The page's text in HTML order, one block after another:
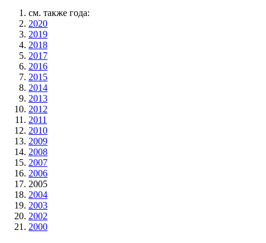
см. также года:
2020
2019
2018
2017
2016
2015
2014
2013
2012
2011
2010
2009
2008
2007
2006
2005
2004
2003
2002
2000